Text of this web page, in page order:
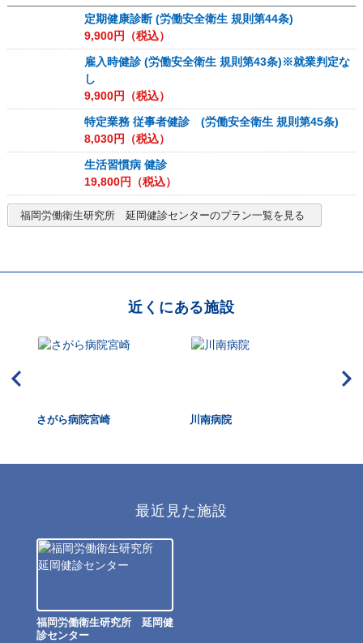
定期健康診断 (労働安全衛生 規則第44条)
9,900円（税込）
雇入時健診 (労働安全衛生 規則第43条)※就業判定な
し
9,900円（税込）
特定業務 従事者健診 (労働安全衛生 規則第45条)
8,030円（税込）
生活習慣病 健診
19,800円（税込）
福岡労働衛生研究所 延岡健診センターのプラン一覧を見る
近くにある施設
さがら病院宮崎 川南病院
最近見た施設
福岡労働衛生研究所 延岡健
診センター